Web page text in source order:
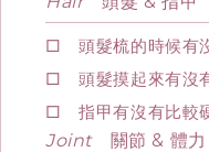
□ 頭髮梳的時候有
□ 頭髮摸起來有沒
□ 指甲有沒有比較
Joint關節 & 體力